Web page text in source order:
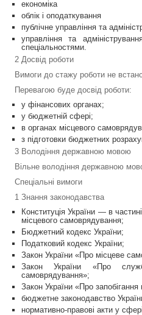
економіка
облік і оподаткування
публічне управління та
управління та
спеціальностями.
2 Досвід роботи
Вимоги до стажу роботи не
Перевагою буде досвід роботи:
у фінансових органах;
у бюджетній сфері;
в органах місцевого
з підготовки бюджетних
3 Володіння державною мовою
Вільне володіння державною
Спеціальні вимоги
1 Знання законодавства
Конституція України — в
місцевого самоврядування;
Бюджетний кодекс України;
Податковий кодекс України;
Закон України «Про місцеве
Закон України «Про
самоврядування»;
Закон України «Про запобігання
бюджетне законодавство
нормативно-правові акти у